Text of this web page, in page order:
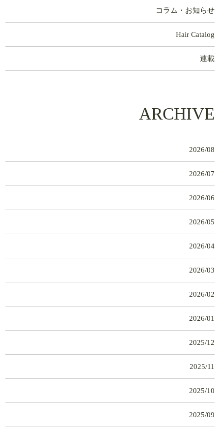
コラム・お知らせ
Hair Catalog
連載
ARCHIVE
2026/08
2026/07
2026/06
2026/05
2026/04
2026/03
2026/02
2026/01
2025/12
2025/11
2025/10
2025/09